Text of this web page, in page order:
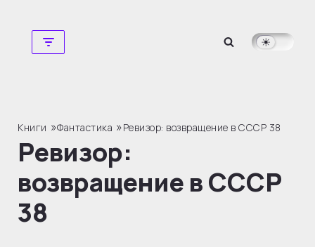
Перейти
Книги »Фантастика »Ревизор: возвращение в СССР 38
Ревизор:
возвращение в СССР
38